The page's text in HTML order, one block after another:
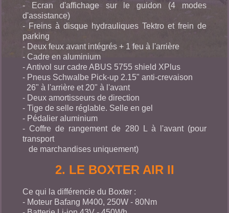
- Ecran d'affichage sur le guidon (4 modes
d'assistance)
- Freins à disque hydrauliques Tektro et frein de
parking
- Deux feux avant intégrés + 1 feu à l'arrière
- Cadre en aluminium
- Antivol sur cadre ABUS 5755 shield XPlus
- Pneus Schwalbe Pick-up 2.15" anti-crevaison
26" à l'arrière et 20" à l'avant
- Deux amortisseurs de direction
- Tige de selle réglable. Selle en gel
- Pédalier aluminium
- Coffre de rangement de 280 L à l'avant (pour
transport
de marchandises uniquement)
2. LE BOXTER AIR II
Ce qui la différencie du Boxter :
- Moteur Bafang M400, 250W - 80Nm